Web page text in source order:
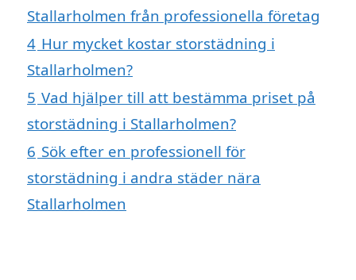
Stallarholmen från professionella företag
4 Hur mycket kostar storstädning i
Stallarholmen?
5 Vad hjälper till att bestämma priset på
storstädning i Stallarholmen?
6 Sök efter en professionell för
storstädning i andra städer nära
Stallarholmen